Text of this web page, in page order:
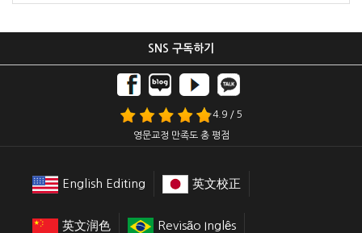
SNS 구독하기
4.9 / 5
영문교정 만족도 총 평점
English Editing 英文校正
英文润色 Revisão Inglês